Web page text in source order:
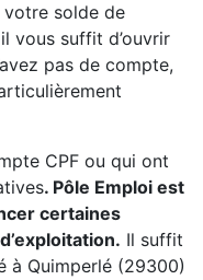
votre solde de
vous suffit d’ouvrir
pas de compte,
CPF ou qui ont
. Pôle Emploi est
certaines
Il suffit
à Quimperlé (29300)